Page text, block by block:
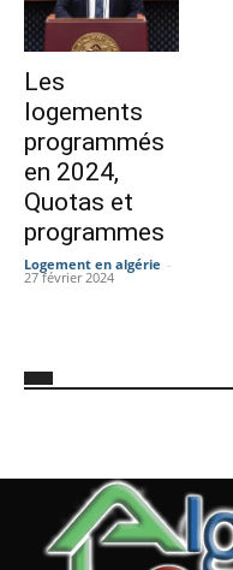
Les
logements
programmés
en 2024,
Quotas et
programmes
Logement en algérie -
27 février 2024